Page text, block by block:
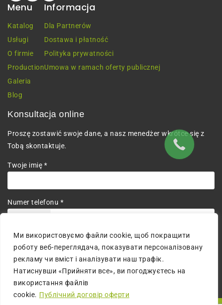
Ми використовуємо файли cookie, щоб покращити
роботу веб-переглядача, показувати персоналізовану
рекламу чи вміст і аналізувати наш трафік.
Натиснувши «Прийняти все», ви погоджуєтесь на
використання файлів
cookie. Публічний договір оферти
Menu
Katalog
Usługi
O firmie
Production
Galeria
Blog
Informacja
Dla Partnerów
Dostawa i płatność
Polityka prywatności
Umowa w ramach oferty publicznej
Konsultacja online
Proszę zostawić swoje dane, a nasz menedżer wkrótce się z
Tobą skontaktuje.
Twoje imię *
Numer telefonu *
Wyrażam zgodę na przetwarzanie danych osobowych.